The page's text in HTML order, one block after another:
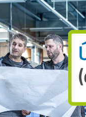
na
na 32,55
a 32,32 koruny
na jihu Čech.
koruny.
hmoty zdražovat i
o dvacet
na litr,"řekl analytik